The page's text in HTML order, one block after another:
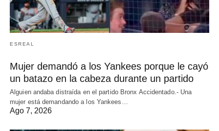
ESREAL
Mujer demandó a los Yankees porque le cayó
un batazo en la cabeza durante un partido
Alguien andaba distraída en el partido Bronx Accidentado.- Una
mujer está demandando a los Yankees…
Ago 7, 2026